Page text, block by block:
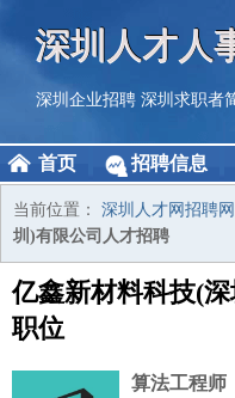
深圳人才人
深圳企业招聘 深圳求职者
首页 招聘信息
当前位置： 深圳人才网招聘网
圳)有限公司人才招聘
亿鑫新材料科技(
职位
算法工程师